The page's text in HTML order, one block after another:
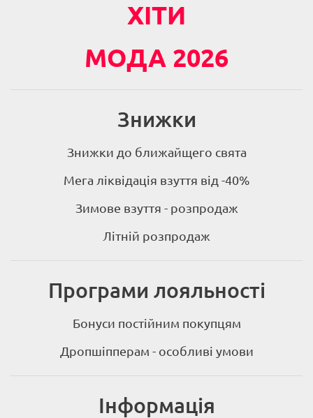
ХІТИ
МОДА 2026
Знижки
Знижки до ближайщего свята
Мега ліквідація взуття від -40%
Зимове взуття - розпродаж
Літній розпродаж
Програми лояльності
Бонуси постійним покупцям
Дропшіпперам - особливі умови
Інформація